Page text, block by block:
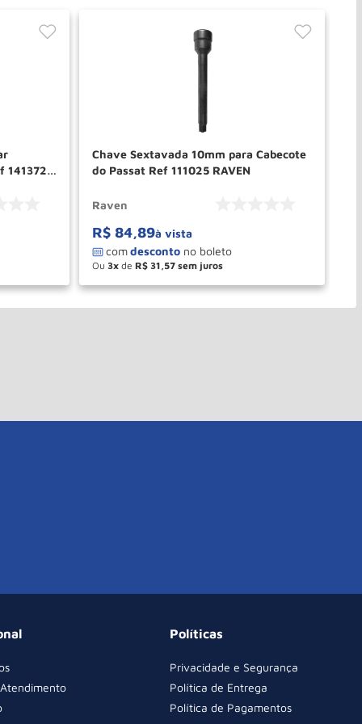
141372
Chave Sextavada 10mm para Cabecote
do Passat Ref 111025 RAVEN
Raven
R$ 84,89à vista
Ou 3 de R$ 31,57
＋
－ COMPRAR
Políticas
Privacidade e Segurança
Política de Entrega
Política de Pagamentos